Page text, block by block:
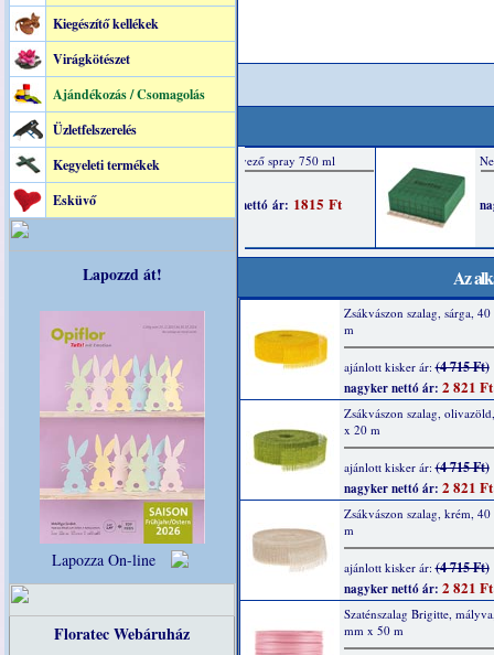
Kiegészítő kellékek
Virágkötészet
Ajándékozás / Csomagolás
Üzletfelszerelés
Kegyeleti termékek
Esküvő
Lapozzd át!
Lapozza On-line
Floratec Webáruház
Az
Zsákvászon szalag, sárga,
m
ajánlott kisker ár:(4 715 Ft)
nagyker nettó ár: 2 821 Ft
Zsákvászon szalag,
x 20 m
ajánlott kisker ár:(4 715 Ft)
nagyker nettó ár: 2 821 Ft
Zsákvászon szalag, krém,
m
ajánlott kisker ár:(4 715 Ft)
nagyker nettó ár: 2 821 Ft
Szaténszalag Brigitte,
mm x 50 m